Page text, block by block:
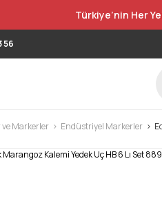
Türkiye’nin Her
56
ve Markerler Endüstriyel Markerler